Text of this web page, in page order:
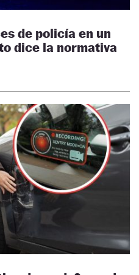
de policía en un
dice la normativa